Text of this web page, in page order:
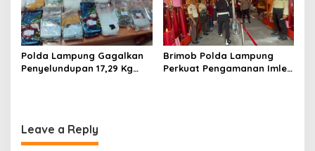
Polda Lampung Gagalkan
Penyelundupan 17,29 Kg
Brimob Polda Lampung
Perkuat Pengamanan Imlek
Leave a Reply